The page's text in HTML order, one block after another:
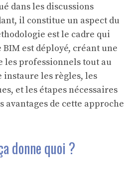
dans les discussions
il constitue un aspect du
est le cadre qui
est déployé, créant une
les professionnels tout au
instaure les règles, les
et les étapes nécessaires
avantages de cette approche
donne quoi ?